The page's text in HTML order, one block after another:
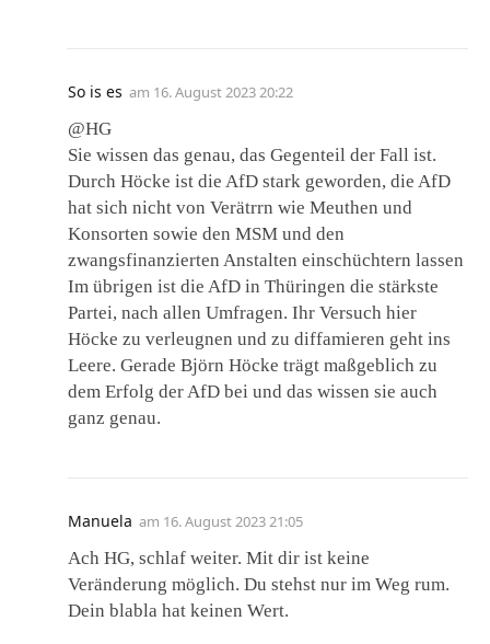
So is es am 16. August 2023 20:22
@HG
Sie wissen das genau, das Gegenteil der Fall ist.
Durch Höcke ist die AfD stark geworden, die AfD
hat sich nicht von Verätrrn wie Meuthen und
Konsorten sowie den MSM und den
zwangsfinanzierten Anstalten einschüchtern lassen
Im übrigen ist die AfD in Thüringen die stärkste
Partei, nach allen Umfragen. Ihr Versuch hier
Höcke zu verleugnen und zu diffamieren geht ins
Leere. Gerade Björn Höcke trägt maßgeblich zu
dem Erfolg der AfD bei und das wissen sie auch
ganz genau.
Manuela am 16. August 2023 21:05
Ach HG, schlaf weiter. Mit dir ist keine
Veränderung möglich. Du stehst nur im Weg rum.
Dein blabla hat keinen Wert.